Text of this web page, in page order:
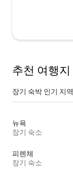
추천 여행지
장기 숙박 인기 지역
뉴욕
장기 숙소
피렌체
장기 숙소